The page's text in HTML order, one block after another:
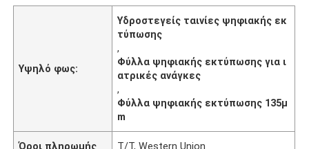
Υψηλό φως:
Υδροστεγείς ταινίες ψηφιακής εκ
τύπωσης
,
Φύλλα ψηφιακής εκτύπωσης για ι
ατρικές ανάγκες
,
Φύλλα ψηφιακής εκτύπωσης 135μ
m
Όροι πληρωμής T/T, Western Union